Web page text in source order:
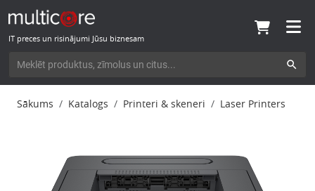
IT preces un risinājumi Jūsu biznesam
Sākums Katalogs Printeri & skeneri Laser Printers